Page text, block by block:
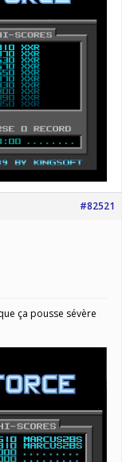
#82521
ça pousse sévère